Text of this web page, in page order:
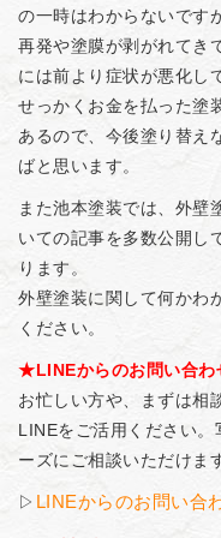
の一時はわからないです
再発や塗膜が剥がれてき
には前より症状が悪化し
せっかくお金を払った塗
あるので、今後塗り替え
ばと思います。
また池本塗装では、外壁
いての記事を多数公開し
ります。
外壁塗装に関して何かわ
ください。
★LINEからのお問い合わ
お忙しい方や、まずは相
LINEをご活用ください
ーズにご相談いただけま
▷ LINEからのお問い合